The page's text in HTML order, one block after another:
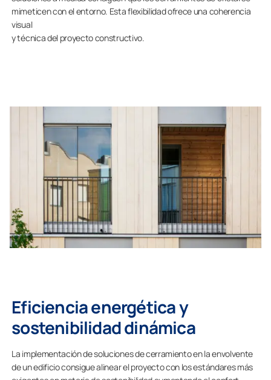
mimeticen con el entorno. Esta flexibilidad ofrece una coherencia
visual
y técnica del proyecto constructivo.
Eficiencia energética y
sostenibilidad dinámica
La implementación de soluciones de cerramiento en la envolvente
de un edificio consigue alinear el proyecto con los estándares más